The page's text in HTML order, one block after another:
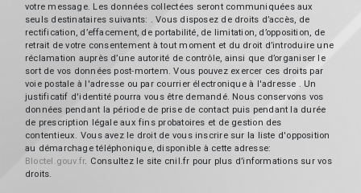
votre message. Les données collectées seront communiquées aux
seuls destinataires suivants: . Vous disposez de droits d’accès, de
rectification, d’effacement, de portabilité, de limitation, d’opposition, de
retrait de votre consentement à tout moment et du droit d’introduire une
réclamation auprès d’une autorité de contrôle, ainsi que d’organiser le
sort de vos données post-mortem. Vous pouvez exercer ces droits par
voie postale à l'adresse ou par courrier électronique à l'adresse . Un
justificatif d'identité pourra vous être demandé. Nous conservons vos
données pendant la période de prise de contact puis pendant la durée
de prescription légale aux fins probatoires et de gestion des
contentieux. Vous avez le droit de vous inscrire sur la liste d'opposition
au démarchage téléphonique, disponible à cette adresse:
Bloctel.gouv.fr. Consultez le site cnil.fr pour plus d’informations sur vos
droits.